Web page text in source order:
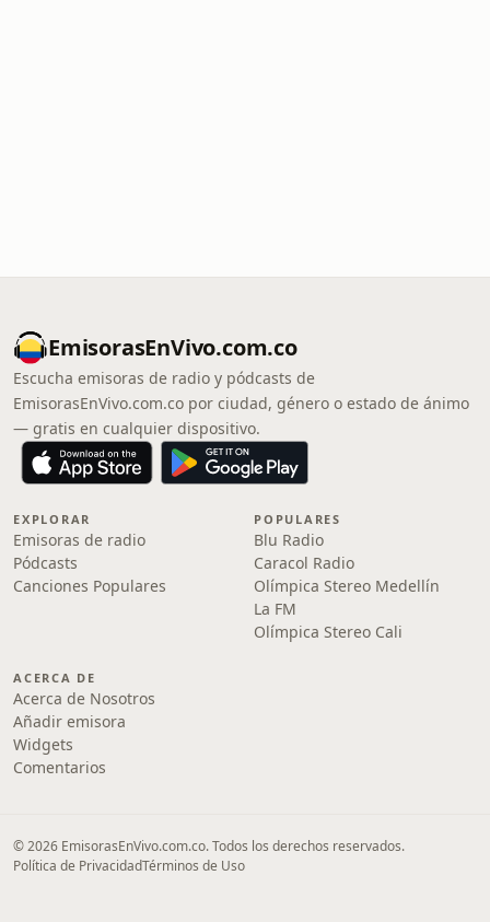
EmisorasEnVivo.com.co
Escucha emisoras de radio y pódcasts de
EmisorasEnVivo.com.co por ciudad, género o estado de ánimo
— gratis en cualquier dispositivo.
EXPLORAR
Emisoras de radio
Pódcasts
Canciones Populares
POPULARES
Blu Radio
Caracol Radio
Olímpica Stereo Medellín
La FM
Olímpica Stereo Cali
ACERCA DE
Acerca de Nosotros
Añadir emisora
Widgets
Comentarios
© 2026 EmisorasEnVivo.com.co. Todos los derechos reservados.
Política de PrivacidadTérminos de Uso